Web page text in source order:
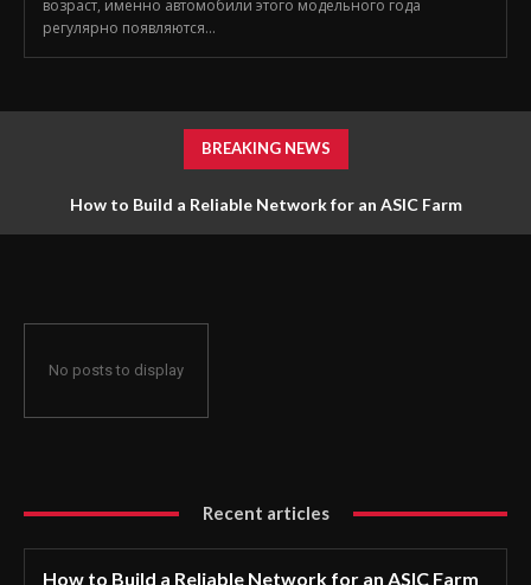
возраст, именно автомобили этого модельного года
регулярно появляются...
BREAKING NEWS
How to Build a Reliable Network for an ASIC Farm
No posts to display
Recent articles
How to Build a Reliable Network for an ASIC Farm